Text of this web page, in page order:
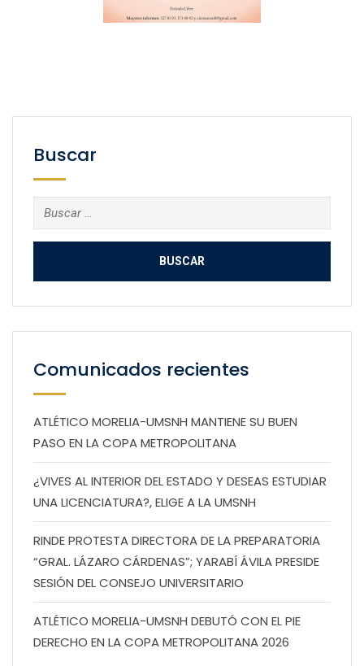
Buscar
Buscar:
Comunicados recientes
ATLÉTICO MORELIA-UMSNH MANTIENE SU BUEN
PASO EN LA COPA METROPOLITANA
¿VIVES AL INTERIOR DEL ESTADO Y DESEAS ESTUDIAR
UNA LICENCIATURA?, ELIGE A LA UMSNH
RINDE PROTESTA DIRECTORA DE LA PREPARATORIA
“GRAL. LÁZARO CÁRDENAS”; YARABÍ ÁVILA PRESIDE
SESIÓN DEL CONSEJO UNIVERSITARIO
ATLÉTICO MORELIA-UMSNH DEBUTÓ CON EL PIE
DERECHO EN LA COPA METROPOLITANA 2026